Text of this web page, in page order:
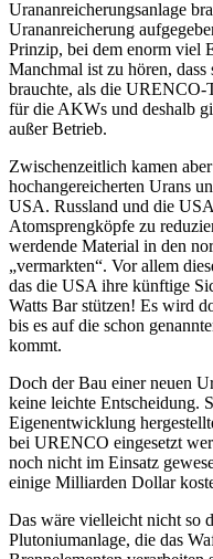
Urananreicherungsanlage
Urananreicherung
Prinzip, bei dem enorm viel
Manchmal ist zu hören,
brauchte, als die
für die AKWs und deshalb
außer Betrieb.
Zwischenzeitlich kamen
hochangereicherten Urans
USA. Russland und die
Atomsprengköpfe zu
werdende Material in den
„vermarkten“. Vor allem
das die USA ihre künftige
Watts Bar stützen! Es wird
bis es auf die schon
kommt.
Doch der Bau einer neuen
keine leichte Entscheidung.
Eigenentwicklung
bei URENCO eingesetzt
noch nicht im Einsatz
einige Milliarden Dollar
Das wäre vielleicht nicht so
Plutoniumanlage, die das